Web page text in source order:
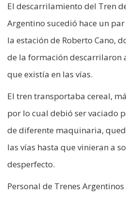
El descarrilamiento del Tren
Argentino sucedió hace un
la estación de Roberto Cano,
de la formación descarrilaron
que existía en las vías.
El tren transportaba cereal,
por lo cual debió ser vaciado
de diferente maquinaria,
las vías hasta que vinieran a
desperfecto.
Personal de Trenes